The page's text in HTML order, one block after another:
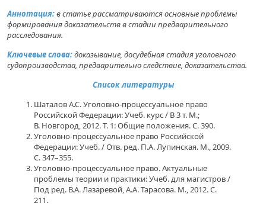
Аннотация:в статье рассматриваются основные проблемы
формирования доказательств в стадии предварительного
расследования.
Ключевые слова:доказывание, досудебная стадия уголовного
судопроизводства, предварительно следствие, доказательства.
Список литературы
Шаталов А.С. Уголовно-процессуальное право
Российской Федерации: Учеб. курс / В 3 т. М.;
В. Новгород, 2012. Т. 1: Общие положения. С. 390.
Уголовно-процессуальное право Российской
Федерации: Учеб. / Отв. ред. П.А. Лупинская. М., 2009.
С. 347–355.
Уголовно-процессуальное право. Актуальные
проблемы теории и практики: Учеб. для магистров /
Под ред. В.А. Лазаревой, А.А. Тарасова. М., 2012. С.
211.